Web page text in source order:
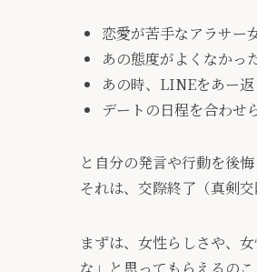
恋愛が苦手なアラサー
あの態度がよくなかっ
あの時、LINEをあー
デートの日程を合わ
と自分の発言や行動を後
それは、交際終了（真剣
まずは、女性らしさや、
な」と思ってもらえるのこ